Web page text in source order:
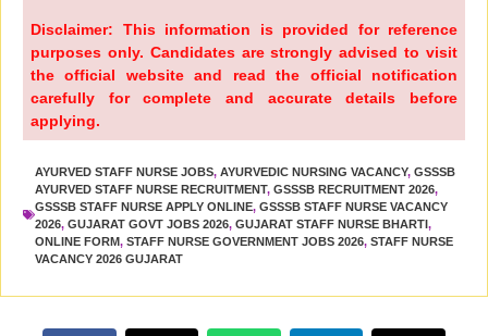
Disclaimer: This information is provided for reference
purposes only. Candidates are strongly advised to visit
the official website and read the official notification
carefully for complete and accurate details before
applying.
AYURVED STAFF NURSE JOBS, AYURVEDIC NURSING VACANCY, GSSSB
AYURVED STAFF NURSE RECRUITMENT, GSSSB RECRUITMENT 2026,
GSSSB STAFF NURSE APPLY ONLINE, GSSSB STAFF NURSE VACANCY
2026, GUJARAT GOVT JOBS 2026, GUJARAT STAFF NURSE BHARTI,
ONLINE FORM, STAFF NURSE GOVERNMENT JOBS 2026, STAFF NURSE
VACANCY 2026 GUJARAT